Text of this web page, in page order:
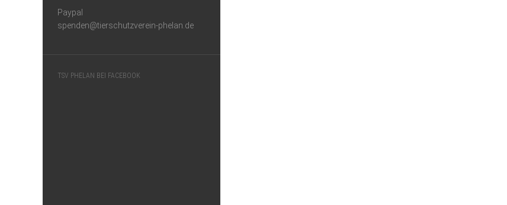
Paypal
spenden@tierschutzverein-phelan.de
TSV PHELAN BEI FACEBOOK